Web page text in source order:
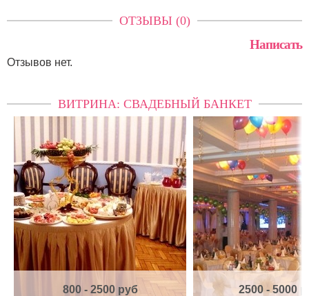
ОТЗЫВЫ (0)
Написать
Отзывов нет.
ВИТРИНА: СВАДЕБНЫЙ БАНКЕТ
800 - 2500 руб 2500 - 5000